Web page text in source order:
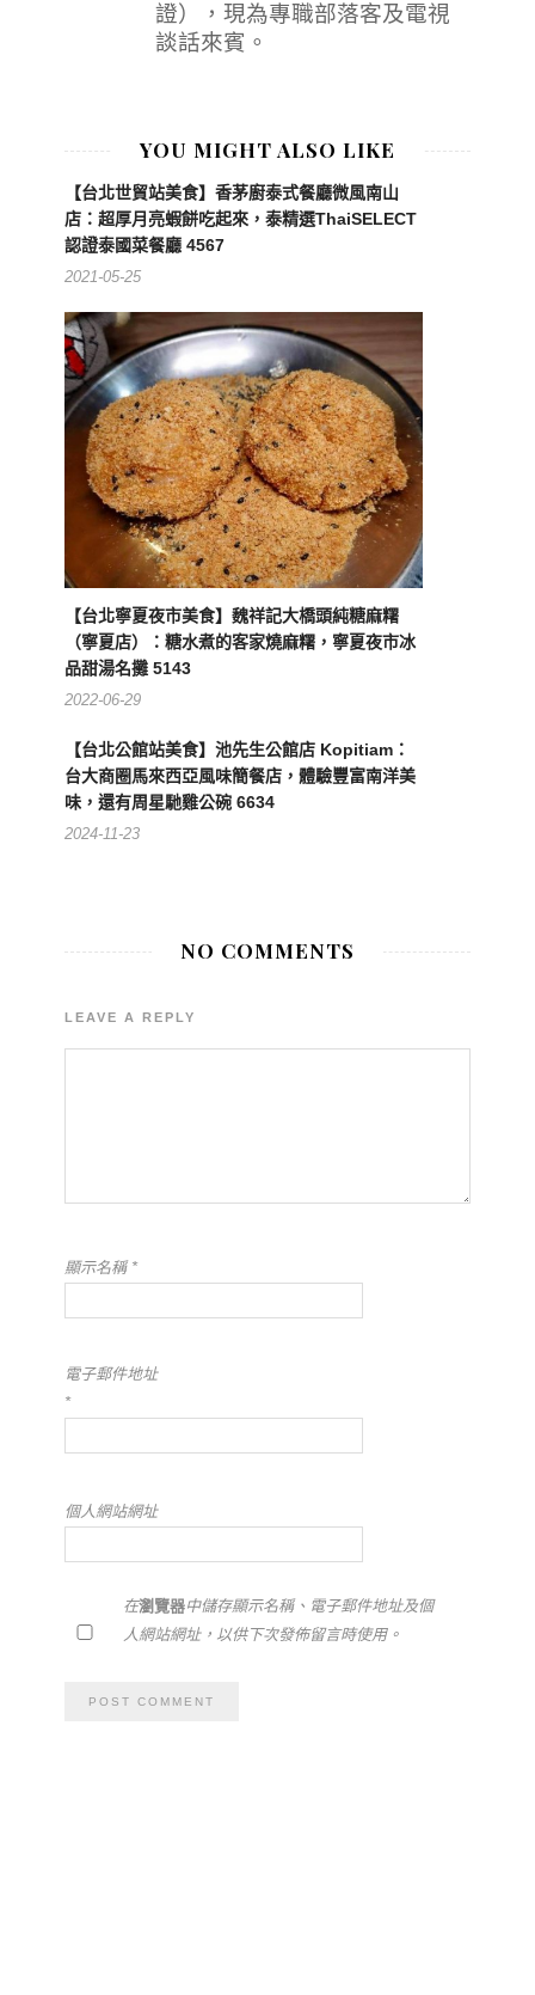
證），現為專職部落客及電視
談話來賓。
YOU MIGHT ALSO LIKE
【台北世貿站美食】香茅廚泰式餐廳微風南山
店：超厚月亮蝦餅吃起來，泰精選ThaiSELECT
認證泰國菜餐廳 4567
2021-05-25
【台北寧夏夜市美食】魏祥記大橋頭純糖麻糬
（寧夏店）：糖水煮的客家燒麻糬，寧夏夜市冰
品甜湯名攤 5143
2022-06-29
【台北公館站美食】池先生公館店 Kopitiam：
台大商圈馬來西亞風味簡餐店，體驗豐富南洋美
味，還有周星馳雞公碗 6634
2024-11-23
NO COMMENTS
LEAVE A REPLY
顯示名稱 *
電子郵件地址
*
個人網站網址
在瀏覽器中儲存顯示名稱、電子郵件地址及個
人網站網址，以供下次發佈留言時使用。